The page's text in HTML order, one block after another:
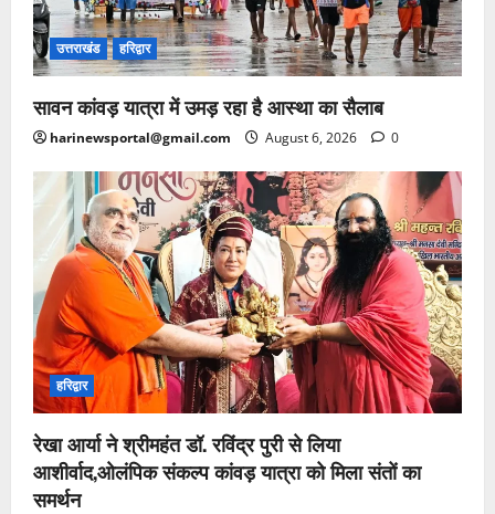
उत्तराखंड हरिद्वार
सावन कांवड़ यात्रा में उमड़ रहा है आस्था का सैलाब
harinewsportal@gmail.com August 6, 2026 0
हरिद्वार
रेखा आर्या ने श्रीमहंत डॉ. रविंद्र पुरी से लिया
आशीर्वाद,ओलंपिक संकल्प कांवड़ यात्रा को मिला संतों का
समर्थन